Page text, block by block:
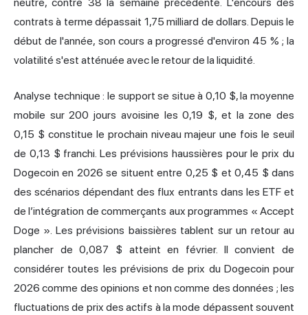
contrats à terme dépassait 1,75 milliard de dollars. Depuis le
début de l'année, son cours a progressé d'environ 45 % ; la
volatilité s'est atténuée avec le retour de la liquidité.
Analyse technique : le support se situe à 0,10 $, la moyenne
mobile sur 200 jours avoisine les 0,19 $, et la zone des
0,15 $ constitue le prochain niveau majeur une fois le seuil
de 0,13 $ franchi. Les prévisions haussières pour le prix du
Dogecoin en 2026 se situent entre 0,25 $ et 0,45 $ dans
des scénarios dépendant des flux entrants dans les ETF et
de l’intégration de commerçants aux programmes « Accept
Doge ». Les prévisions baissières tablent sur un retour au
plancher de 0,087 $ atteint en février. Il convient de
considérer toutes les prévisions de prix du Dogecoin pour
2026 comme des opinions et non comme des données ; les
fluctuations de prix des actifs à la mode dépassent souvent